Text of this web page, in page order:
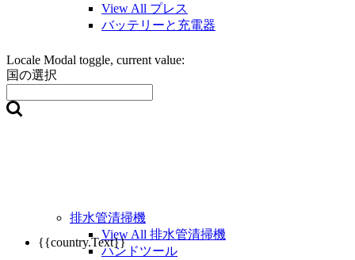
Locale Modal toggle, current value:
国の選択
{{country.Text}}
View All プレス
バッテリーと充電器
排水管清掃機
View All 排水管清掃機
ハンドツール